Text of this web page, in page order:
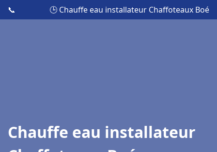
📞 🕒 Chauffe eau installateur Chaffoteaux Boé
Chauffe eau installateur